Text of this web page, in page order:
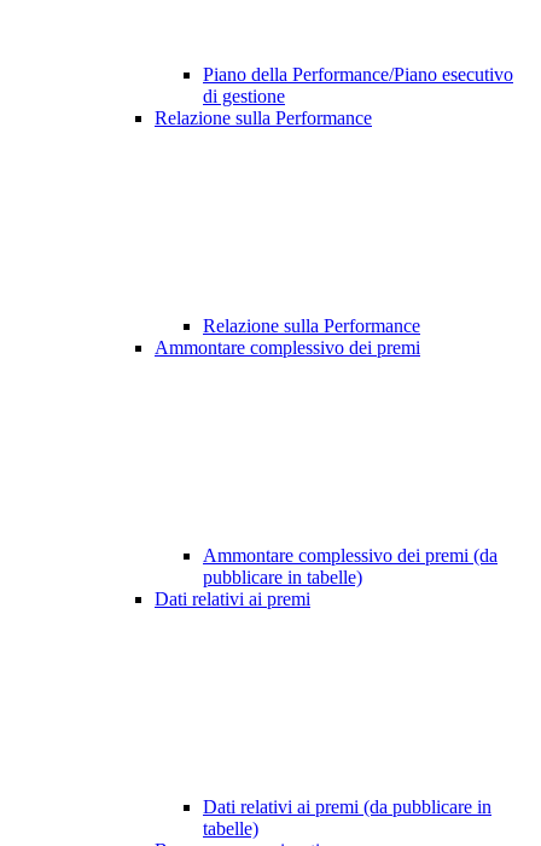
Piano della Performance/Piano esecutivo
di gestione
Relazione sulla Performance
Relazione sulla Performance
Ammontare complessivo dei premi
Ammontare complessivo dei premi (da
pubblicare in tabelle)
Dati relativi ai premi
Dati relativi ai premi (da pubblicare in
tabelle)